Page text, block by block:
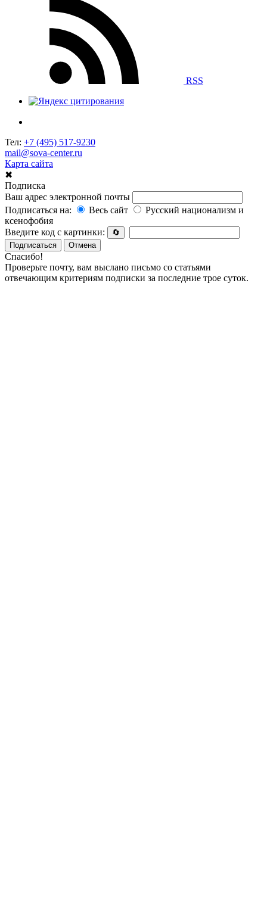
RSS
Тел: +7 (495) 517-9230
mail@sova-center.ru
Карта сайта
✖
Подписка
Ваш адрес электронной почты
Подписаться на:
Весь сайт
Русский национализм и
ксенофобия
Введите код с картинки:
🔄
Подписаться
Отмена
Спасибо!
Проверьте почту, вам выслано письмо со статьями
отвечающим критериям подписки за последние трое суток.